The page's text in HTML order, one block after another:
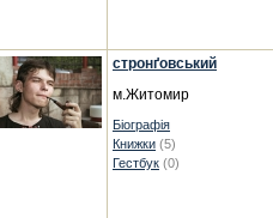
стронґовський
м.Житомир
Біографія
Книжки (5)
Гестбук (0)